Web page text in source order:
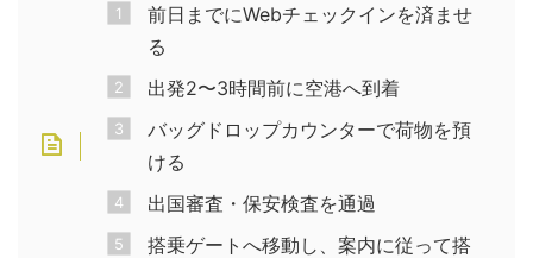
前日までにWebチェックインを済ませ
る
出発2〜3時間前に空港へ到着
バッグドロップカウンターで荷物を預
ける
出国審査・保安検査を通過
搭乗ゲートへ移動し、案内に従って搭